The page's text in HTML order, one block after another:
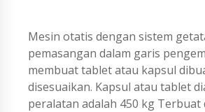
Mesin otatis dengan sistem
pemasangan dalam garis
membuat tablet atau kapsul
disesuaikan. Kapsul atau tablet
peralatan adalah 450 kg